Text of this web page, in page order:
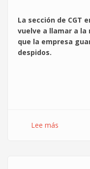
La sección de CGT
vuelve a llamar a la
que la empresa
despidos.
Lee más